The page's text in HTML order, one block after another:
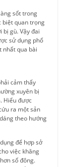
sốt trong
biệt quan trọng
gù. Vậy đai
sử dụng phổ
nhất qua bài
cảm thấy
xuyên bị
Hiểu được
ra một sản
theo hướng
để hợp sở
việc khăng
số đông.